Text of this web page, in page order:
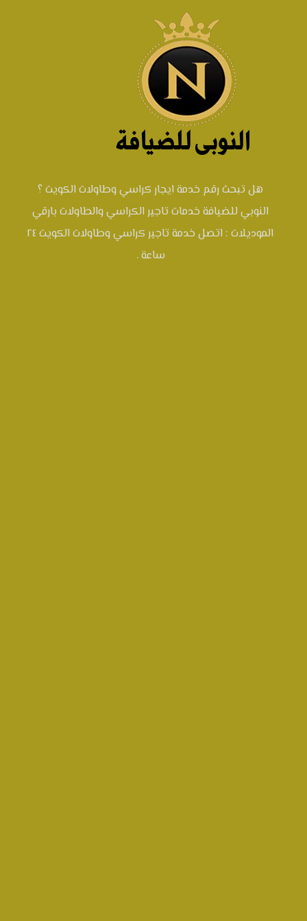
هل تبحث رقم خدمة ايجار كراسي وطاولات الكويت ؟
النوبي للضيافة خدمات تاجير الكراسي والطاولات بارقي
الموديلات : اتصل خدمة تاجير كراسي وطاولات الكويت ٢٤
ساعة .